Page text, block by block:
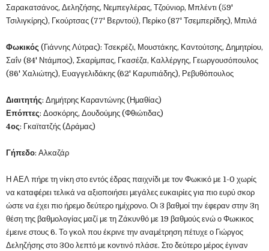
Σαρακατσάνος, Δεληζήσης, Νεμπεγλέρας, Τζούνιορ, Μπλέντι (59'
Τσιλιγκίρης), Γκούρτσας (77' Βερντού), Περίκο (87' Τσεμπερίδης), Μπιλά
Φωκικός (Γιάννης Λύτρας): Τσεκρέζι, Μουστάκης, Καντούτσης, Δημητρίου,
Σαΐν (84' Ντάμπος), Σκαρίμπας, Γκασέζα, Καλλέργης, Γεωργουσόπουλος
(86' Χαλιώτης), Ευαγγελιδάκης (62' Καρυπιάδης), Ρεβυθόπουλος
Διαιτητής: Δημήτρης Καραντώνης (Ημαθίας)
Επόπτες: Δοσκόρης, Δουδούμης (Φθιώτιδας)
4ος: Γκαϊτατζής (Δράμας)
Γήπεδο: Αλκαζάρ
Η ΑΕΛ πήρε τη νίκη στο εντός έδρας παιχνίδι με τον Φωκικό με 1-0 χωρίς
να καταφέρει τελικά να αξιοποιήσει μεγάλες ευκαιρίες για πιο ευρύ σκορ
ώστε να έχει πιο ήρεμο δεύτερο ημίχρονο. Οι 3 βαθμοί την έφεραν στην 3η
θέση της βαθμολογίας μαζί με τη Ζάκυνθό με 19 βαθμούς ενώ ο Φωκικος
έμεινε στους 6. Το γκολ που έκρινε την αναμέτρηση πέτυχε ο Γιώργος
Δεληζήσης στο 30ο λεπτό με κοντινό πλάσε. Στο δεύτερο μέρος έγιναν